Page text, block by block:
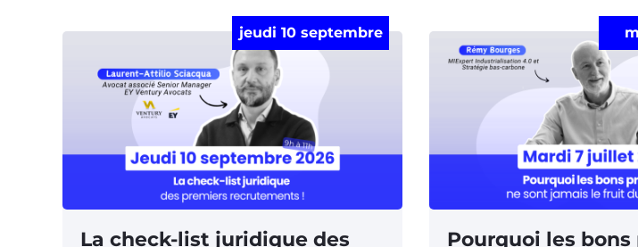
jeudi 10 septembre
La check-list juridique des
Pourquoi les